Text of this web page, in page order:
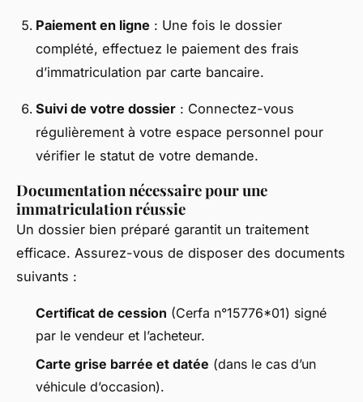
Paiement en ligne : Une fois le dossier
complété, effectuez le paiement des frais
d’immatriculation par carte bancaire.
Suivi de votre dossier : Connectez-vous
régulièrement à votre espace personnel pour
vérifier le statut de votre demande.
Documentation nécessaire pour une
immatriculation réussie
Un dossier bien préparé garantit un traitement
efficace. Assurez-vous de disposer des documents
suivants :
Certificat de cession (Cerfa n°15776*01) signé
par le vendeur et l’acheteur.
Carte grise barrée et datée (dans le cas d’un
véhicule d’occasion).